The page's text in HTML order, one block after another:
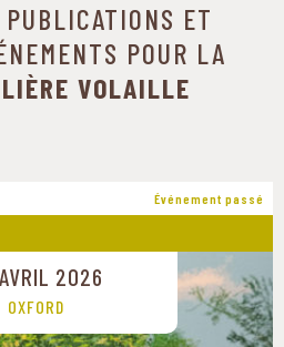
ET
POUR LA
VOLAILLE
Événement passé
2026
OXFORD